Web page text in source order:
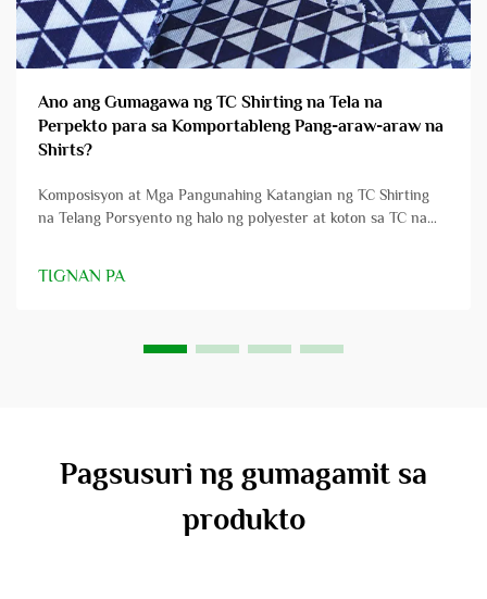
Ano ang Gumagawa ng TC Shirting na Tela na
Perpekto para sa Komportableng Pang-araw-araw na
Shirts?
Komposisyon at Mga Pangunahing Katangian ng TC Shirting
na Telang Porsyento ng halo ng polyester at koton sa TC na
mula sa parehong mundo. Kadalasan, ito ay may 65% polyester
TIGNAN PA
Pagsusuri ng gumagamit sa
produkto